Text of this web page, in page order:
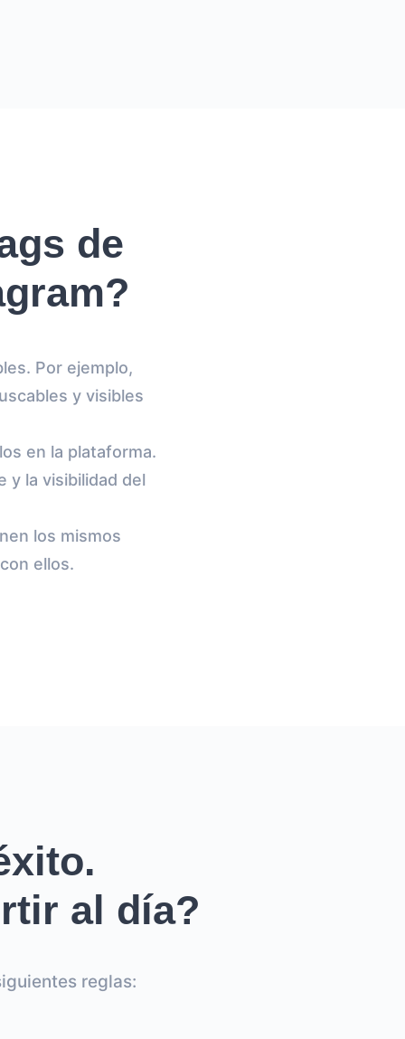
de
Por ejemplo,
y visibles
en la plataforma.
y la visibilidad del
los mismos
ellos.
al día?
reglas: